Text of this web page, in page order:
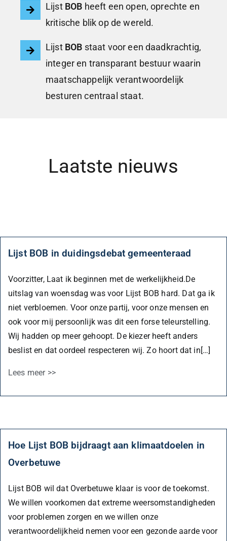
Lijst BOB heeft een open, oprechte en
kritische blik op de wereld.
Lijst BOB staat voor een daadkrachtig,
integer en transparant bestuur waarin
maatschappelijk verantwoordelijk
besturen centraal staat.
Laatste nieuws
Lijst BOB in duidingsdebat gemeenteraad
Voorzitter, Laat ik beginnen met de werkelijkheid.De
uitslag van woensdag was voor Lijst BOB hard. Dat ga ik
niet verbloemen. Voor onze partij, voor onze mensen en
ook voor mij persoonlijk was dit een forse teleurstelling.
Wij hadden op meer gehoopt. De kiezer heeft anders
beslist en dat oordeel respecteren wij. Zo hoort dat in[…]
Lees meer >>
Hoe Lijst BOB bijdraagt aan klimaatdoelen in
Overbetuwe
Lijst BOB wil dat Overbetuwe klaar is voor de toekomst.
We willen voorkomen dat extreme weersomstandigheden
voor problemen zorgen en we willen onze
verantwoordelijkheid nemen voor een gezonde aarde voor